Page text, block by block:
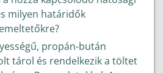
milyen határidők
propán-bután
tárol és rendelkezik a töltet